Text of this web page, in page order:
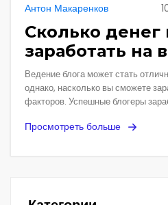
Антон Макаренков
Сколько
заработать на
блога?
Ведение блога может стать
однако, насколько вы сможете
факторов. Успешные блогеры
источники дохода - реклама,
Просмотреть больше